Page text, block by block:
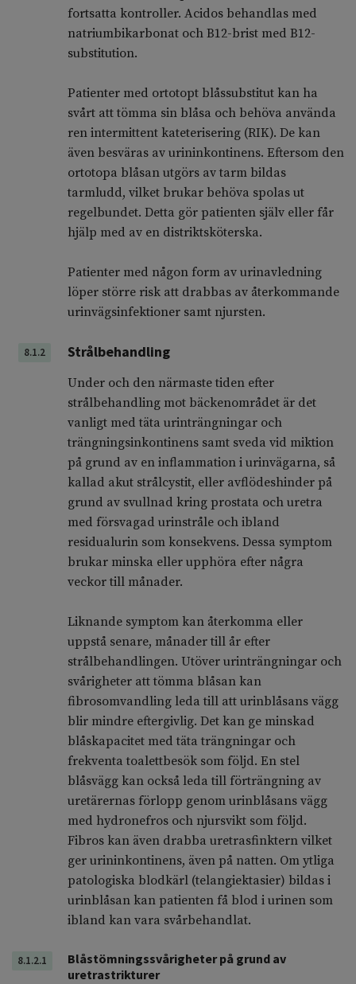
fortsatta kontroller. Acidos behandlas med
natriumbikarbonat och B12-brist med B12-
substitution.
Patienter med ortotopt blåssubstitut kan ha
svårt att tömma sin blåsa och behöva använda
ren intermittent kateterisering (RIK). De kan
även besväras av urininkontinens. Eftersom den
ortotopa blåsan utgörs av tarm bildas
tarmludd, vilket brukar behöva spolas ut
regelbundet. Detta gör patienten själv eller får
hjälp med av en distriktsköterska.
Patienter med någon form av urinavledning
löper större risk att drabbas av återkommande
urinvägsinfektioner samt njursten.
8.1.2 Strålbehandling
Under och den närmaste tiden efter
strålbehandling mot bäckenområdet är det
vanligt med täta urinträngningar och
trängningsinkontinens samt sveda vid miktion
på grund av en inflammation i urinvägarna, så
kallad akut strålcystit, eller avflödeshinder på
grund av svullnad kring prostata och uretra
med försvagad urinstråle och ibland
residualurin som konsekvens. Dessa symptom
brukar minska eller upphöra efter några
veckor till månader.
Liknande symptom kan återkomma eller
uppstå senare, månader till år efter
strålbehandlingen. Utöver urinträngningar och
svårigheter att tömma blåsan kan
fibrosomvandling leda till att urinblåsans vägg
blir mindre eftergivlig. Det kan ge minskad
blåskapacitet med täta trängningar och
frekventa toalettbesök som följd. En stel
blåsvägg kan också leda till förträngning av
uretärernas förlopp genom urinblåsans vägg
med hydronefros och njursvikt som följd.
Fibros kan även drabba uretrasfinktern vilket
ger urininkontinens, även på natten. Om ytliga
patologiska blodkärl (telangiektasier) bildas i
urinblåsan kan patienten få blod i urinen som
ibland kan vara svårbehandlat.
8.1.2.1
Blåstömningssvårigheter på grund av
uretrastrikturer